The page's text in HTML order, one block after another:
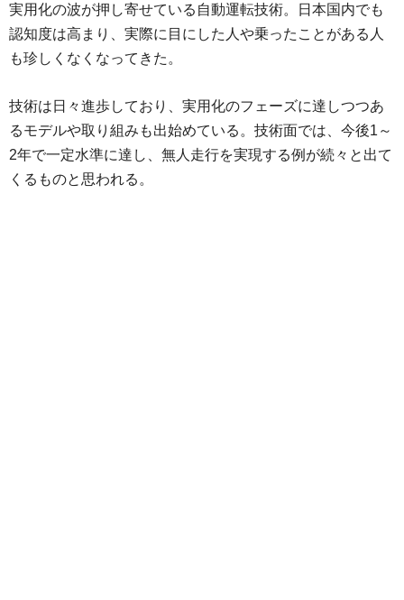
実用化の波が押し寄せている自動運転技術。日本国内でも
認知度は高まり、実際に目にした人や乗ったことがある人
も珍しくなくなってきた。
技術は日々進歩しており、実用化のフェーズに達しつつあ
るモデルや取り組みも出始めている。技術面では、今後1～
2年で一定水準に達し、無人走行を実現する例が続々と出て
くるものと思われる。